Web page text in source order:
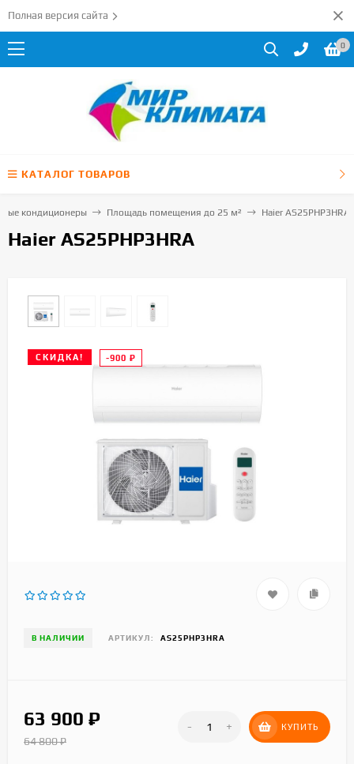
Полная версия сайта
0
КАТАЛОГ ТОВАРОВ
кондиционеры Площадь помещения до 25 м² Haier AS25PHP3HRA
Haier AS25PHP3HRA
СКИДКА! -900 ₽
В НАЛИЧИИ АРТИКУЛ: AS25PHP3HRA
63 900 ₽
64 800₽
- + КУПИТЬ